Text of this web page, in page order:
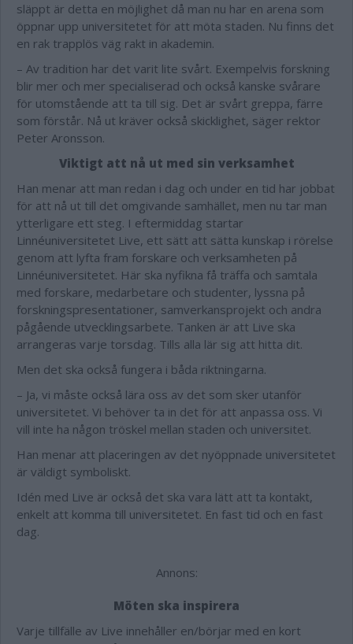
släppt är detta en möjlighet då man nu har en arena som
öppnar upp universitetet för att möta staden. Nu finns det
en rak trapplös väg rakt in akademin.
– Av tradition har det varit lite svårt. Exempelvis forskning
blir mer och mer specialiserad och också kanske svårare
för utomstående att ta till sig. Det är svårt greppa, färre
som förstår. Nå ut kräver också skicklighet, säger rektor
Peter Aronsson.
Viktigt att nå ut med sin verksamhet
Han menar att man redan i dag och under en tid har jobbat
för att nå ut till det omgivande samhället, men nu tar man
ytterligare ett steg. I eftermiddag startar
Linnéuniversitetet Live, ett sätt att sätta kunskap i rörelse
genom att lyfta fram forskare och verksamheten på
Linnéuniversitetet. Här ska nyfikna få träffa och samtala
med forskare, medarbetare och studenter, lyssna på
forskningspresentationer, samverkansprojekt och andra
pågående utvecklingsarbete. Tanken är att Live ska
arrangeras varje torsdag. Tills alla lär sig att hitta dit.
Men det ska också fungera i båda riktningarna.
– Ja, vi måste också lära oss av det som sker utanför
universitetet. Vi behöver ta in det för att anpassa oss. Vi
vill inte ha någon tröskel mellan staden och universitet.
Han menar att placeringen av det nyöppnade universitetet
är väldigt symboliskt.
Idén med Live är också det ska vara lätt att ta kontakt,
enkelt att komma till universitetet. En fast tid och en fast
dag.
Annons:
Möten ska inspirera
Varje tillfälle av Live innehåller en/börjar med en kort